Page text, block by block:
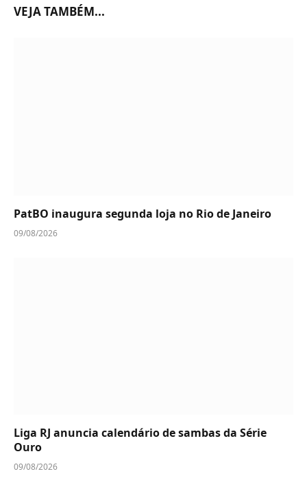
VEJA TAMBÉM...
PatBO inaugura segunda loja no Rio de Janeiro
09/08/2026
Liga RJ anuncia calendário de sambas da Série
Ouro
09/08/2026